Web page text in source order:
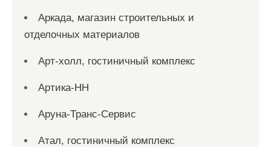
Аркада, магазин строительных и
отделочных материалов
Арт-холл, гостиничный комплекс
Артика-НН
Аруна-Транс-Сервис
Атал, гостиничный комплекс